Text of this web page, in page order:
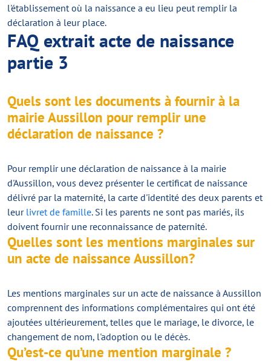
l'établissement où la naissance a eu lieu peut remplir la
déclaration à leur place.
FAQ extrait acte de naissance
partie 3
Quels sont les documents à fournir à la
mairie Aussillon pour remplir une
déclaration de naissance ?
Pour remplir une déclaration de naissance à la mairie
d'Aussillon, vous devez présenter le certificat de naissance
délivré par la maternité, la carte d'identité des deux parents et
leur livret de famille. Si les parents ne sont pas mariés, ils
doivent fournir une reconnaissance de paternité.
Quelles sont les mentions marginales sur
un acte de naissance Aussillon?
Les mentions marginales sur un acte de naissance à Aussillon
comprennent des informations complémentaires qui ont été
ajoutées ultérieurement, telles que le mariage, le divorce, le
changement de nom, l'adoption ou le décès.
Qu’est-ce qu’une mention marginale ?